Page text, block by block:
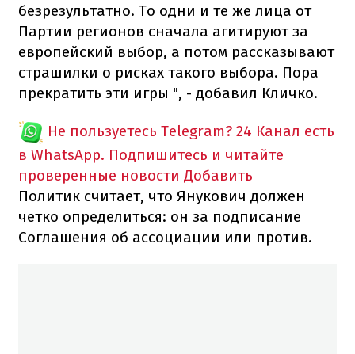
безрезультатно. То одни и те же лица от
Партии регионов сначала агитируют за
европейский выбор, а потом рассказывают
страшилки о рисках такого выбора. Пора
прекратить эти игры ", - добавил Кличко.
Не пользуетесь Telegram? 24 Канал есть
в WhatsApp. Подпишитесь и читайте
проверенные новости Добавить
Политик считает, что Янукович должен
четко определиться: он за подписание
Соглашения об ассоциации или против.